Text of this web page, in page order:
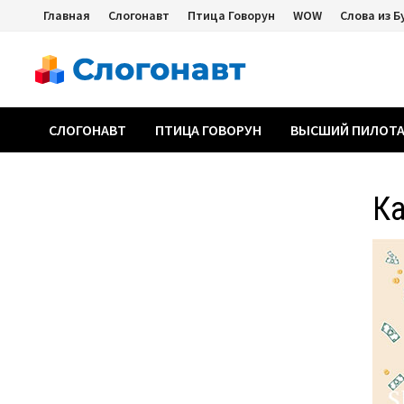
Перейти
содержимому
Главная Слогонавт Птица Говорун WOW Слова из
СЛОГОНАВТ ПТИЦА ГОВОРУН ВЫСШИЙ